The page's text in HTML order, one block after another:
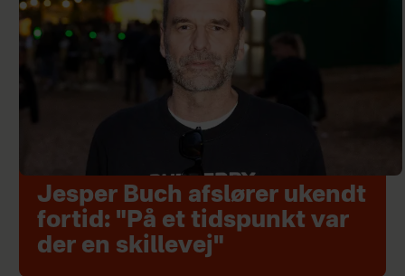
Jesper Buch afslører ukendt
fortid: "På et tidspunkt var
der en skillevej"